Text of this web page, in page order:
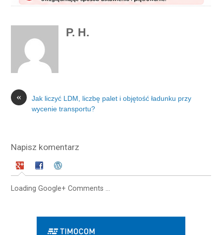
P. H.
«
Jak liczyć LDM, liczbę palet i objętość ładunku przy
wycenie transportu?
Napisz komentarz
Loading Google+ Comments ...